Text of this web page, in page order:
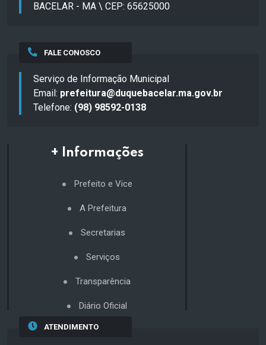
BACELAR - MA \ CEP: 65625000
FALE CONOSCO
Serviço de Informação Municipal
Email: prefeitura@duquebacelar.ma.gov.br
Telefone: (98) 98592-0138
+ Informações
Prefeito e Vice
A Prefeitura
Secretarias
Serviços
Transparência
Diário Oficial
ATENDIMENTO